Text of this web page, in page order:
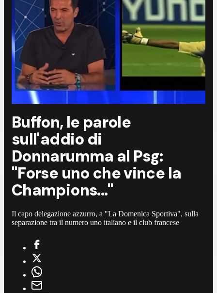
Buffon, le parole
sull'addio di
Donnarumma al Psg:
"Forse uno che vince la
Champions..."
Il capo delegazione azzurro, a "La Domenica Sportiva", sulla
separazione tra il numero uno italiano e il club francese